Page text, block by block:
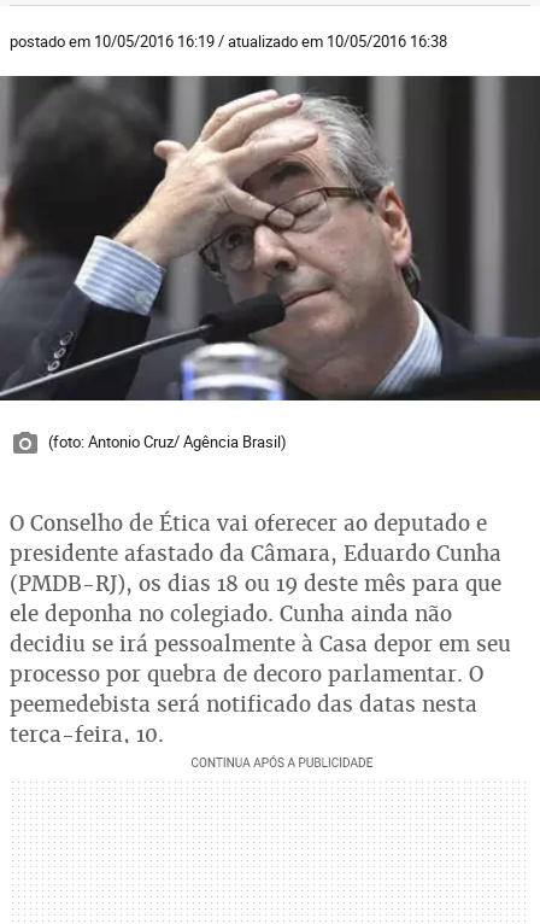
postado em 10/05/2016 16:19 / atualizado em 10/05/2016 16:38
(foto: Antonio Cruz/ Agência Brasil)
O Conselho de Ética vai oferecer ao deputado e
presidente afastado da Câmara, Eduardo Cunha
(PMDB-RJ), os dias 18 ou 19 deste mês para que
ele deponha no colegiado. Cunha ainda não
decidiu se irá pessoalmente à Casa depor em seu
processo por quebra de decoro parlamentar. O
peemedebista será notificado das datas nesta
terça-feira, 10.